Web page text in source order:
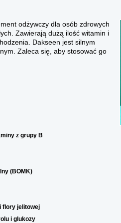
bardzo ważne w przypadku
a wynik jest natychmiastowy.
odżywczy dla osób zdrowych
Zawierają dużą ilość witamin i
Dakseen jest silnym
Zaleca się, aby stosować go
z grupy B
(BOMK)
flory jelitowej
i glukozy